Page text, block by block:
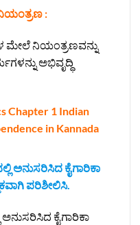
:
ಮೇಲೆ ನಿಯಂತ್ರಣವನ್ನು
ಅಭಿವೃದ್ಧಿ
Chapter 1 Indian
in Kannada
ಅನುಸರಿಸಿದ ಕೈಗಾರಿಕಾ
ಪರಿಶೀಲಿಸಿ.
ಕೈಗಾರಿಕಾ